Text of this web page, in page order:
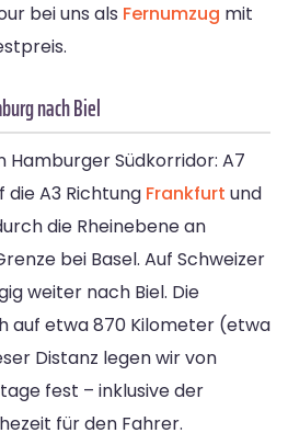
bei uns als Fernumzug mit
nach Biel
Hamburger Südkorridor: A7
die A3 Richtung Frankfurt und
die Rheinebene an
bei Basel. Auf Schweizer
weiter nach Biel. Die
auf etwa 870 Kilometer (etwa
Distanz legen wir von
fest – inklusive der
für den Fahrer.